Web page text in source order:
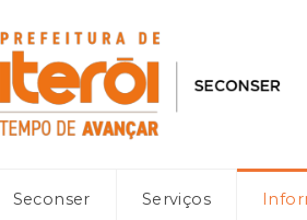
Seconser Serviços